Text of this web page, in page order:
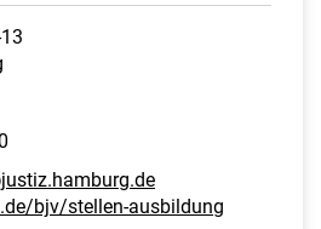
bjv/stellen-ausbildung